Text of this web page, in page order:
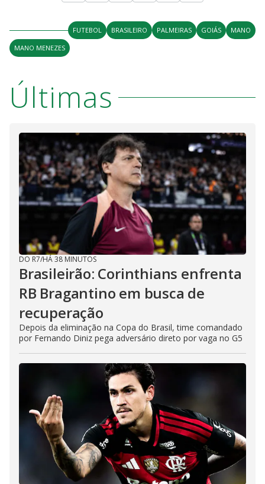
FUTEBOL BRASILEIRO PALMEIRAS GOIÁS
MANO
MANO MENEZES
Últimas
DO R7/HÁ 38 MINUTOS
Brasileirão: Corinthians enfrenta
RB Bragantino em busca de
recuperação
Depois da eliminação na Copa do Brasil, time comandado
por Fernando Diniz pega adversário direto por vaga no G5